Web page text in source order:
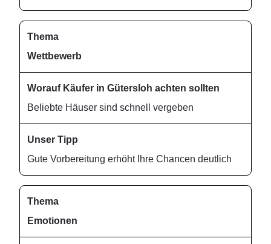
Wettbewerb
Beliebte Häuser sind schnell vergeben
Gute Vorbereitung erhöht Ihre Chancen deutlich
Emotionen